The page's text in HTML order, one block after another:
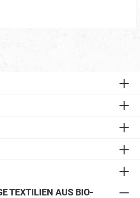
TEXTILIEN AUS BIO-